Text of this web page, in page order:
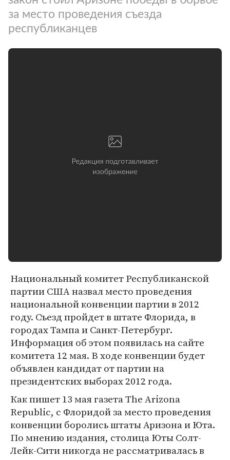
за место проведения съезда
республиканцев
Национальный комитет Республиканской
партии США назвал место проведения
национальной конвенции партии в 2012
году. Съезд пройдет в штате Флорида, в
городах Тампа и Санкт-Петербург.
Информация об этом появилась на сайте
комитета 12 мая. В ходе конвенции будет
объявлен кандидат от партии на
президентских выборах 2012 года.
Как пишет 13 мая газета The Arizona
Republic, с Флоридой за место проведения
конвенции боролись штаты Аризона и Юта.
По мнению издания, столица Юты Солт-
Лейк-Сити никогда не рассматривалась в